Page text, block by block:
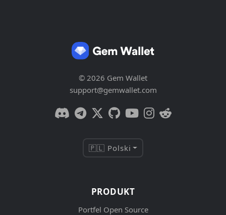
© 2026 Gem Wallet
support@gemwallet.com
🇵🇱 Polski
PRODUKT
Portfel Open Source